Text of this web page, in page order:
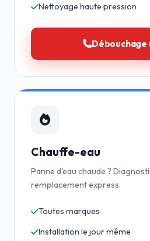
Nettoyage haute pression
Débouchage
Chauffe-eau
Panne d'eau chaude ?
remplacement express.
Toutes marques
Installation le jour même